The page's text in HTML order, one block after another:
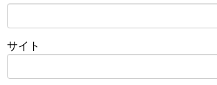
サイト